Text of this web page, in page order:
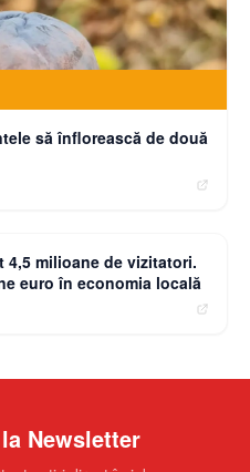
să înflorească de două
4,5 milioane de vizitatori.
euro în economia locală
Newsletter